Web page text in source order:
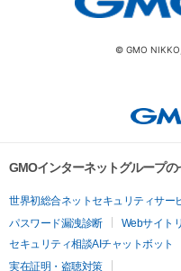
© GMO
GMOインターネットグループ
世界初総合ネットセキュリティサー
パスワード漏洩診断
Webサイト
セキュリティ相談AIチャットボット
実在証明・盗聴対策